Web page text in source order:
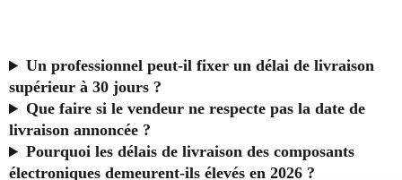
Un professionnel peut-il fixer un délai de livraison
supérieur à 30 jours ?
Que faire si le vendeur ne respecte pas la date de
livraison annoncée ?
Pourquoi les délais de livraison des composants
électroniques demeurent-ils élevés en 2026 ?